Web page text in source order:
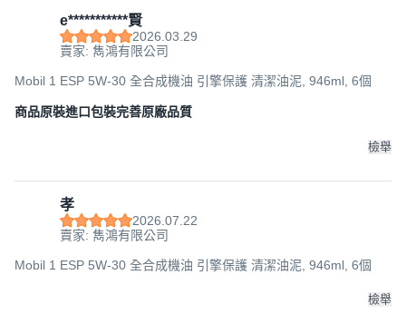
e***********賢
2026.03.29
賣家: 雋鴻有限公司
Mobil 1 ESP 5W-30 全合成機油 引擎保護 清潔油泥, 946ml, 6個
商品原裝進口包裝完善原廠品質
檢舉
孝
2026.07.22
賣家: 雋鴻有限公司
Mobil 1 ESP 5W-30 全合成機油 引擎保護 清潔油泥, 946ml, 6個
檢舉